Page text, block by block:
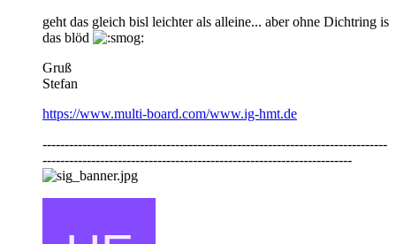
geht das gleich bisl leichter als alleine... aber ohne Dichtring is
das blöd
Gruß
Stefan
https://www.multi-board.com/www.ig-hmt.de
------------------------------------------------------------------------------
----------------------------------------------------------------------